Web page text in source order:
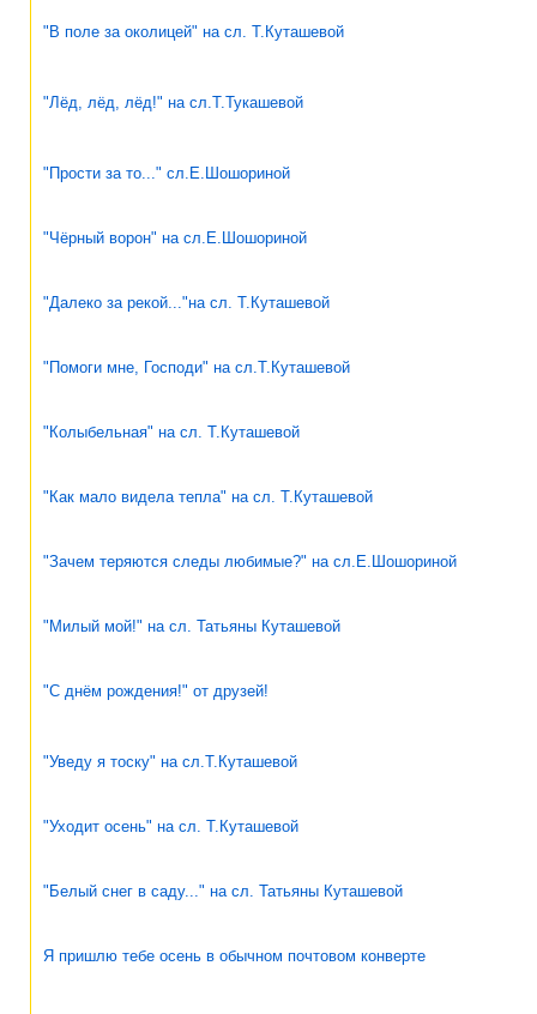
"В поле за околицей" на сл. Т.Куташевой
"Лёд, лёд, лёд!" на сл.Т.Тукашевой
"Прости за то..." сл.Е.Шошориной
"Чёрный ворон" на сл.Е.Шошориной
"Далеко за рекой..."на сл. Т.Куташевой
"Помоги мне, Господи" на сл.Т.Куташевой
"Колыбельная" на сл. Т.Куташевой
"Как мало видела тепла" на сл. Т.Куташевой
"Зачем теряются следы любимые?" на сл.Е.Шошориной
"Милый мой!" на сл. Татьяны Куташевой
"С днём рождения!" от друзей!
"Уведу я тоску" на сл.Т.Куташевой
"Уходит осень" на сл. Т.Куташевой
"Белый снег в саду..." на сл. Татьяны Куташевой
Я пришлю тебе осень в обычном почтовом конверте